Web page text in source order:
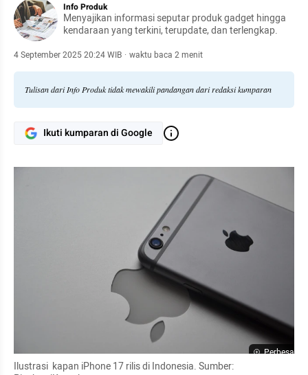
Info Produk
Menyajikan informasi seputar produk gadget hingga
kendaraan yang terkini, terupdate, dan terlengkap.
4 September 2025 20:24 WIB · waktu baca 2 menit
Tulisan dari Info Produk tidak mewakili pandangan dari redaksi kumparan
Ikuti kumparan di Google
Perbesar
Ilustrasi  kapan iPhone 17 rilis di Indonesia. Sumber: